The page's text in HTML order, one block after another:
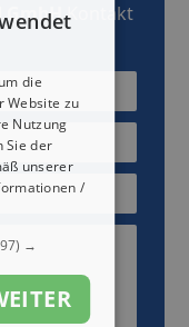
Kontakt
die
Website zu
Nutzung
Sie der
unserer
/
→